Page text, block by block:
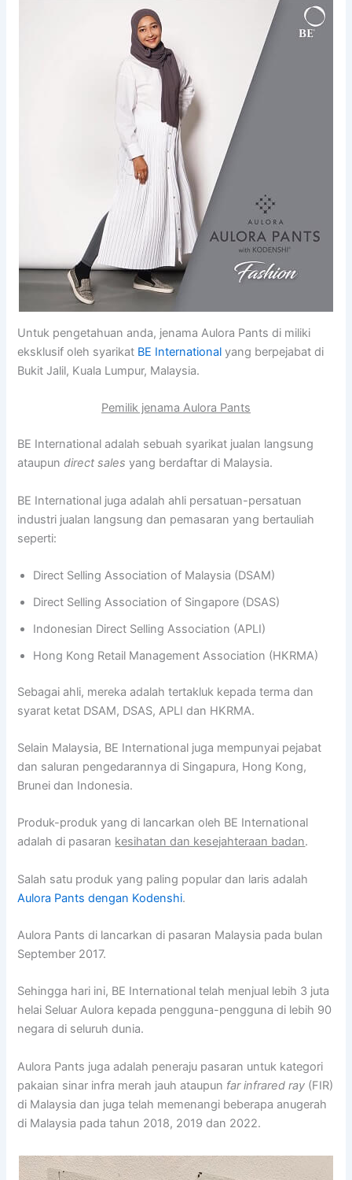
Untuk pengetahuan anda, jenama Aulora Pants di miliki
eksklusif oleh syarikat BE International yang berpejabat di
Bukit Jalil, Kuala Lumpur, Malaysia.
Pemilik jenama Aulora Pants
BE International adalah sebuah syarikat jualan langsung
ataupundirect sales yang berdaftar di Malaysia.
BE International juga adalah ahli persatuan-persatuan
industri jualan langsung dan pemasaran yang bertauliah
seperti:
Direct Selling Association of Malaysia (DSAM)
Direct Selling Association of Singapore (DSAS)
Indonesian Direct Selling Association (APLI)
Hong Kong Retail Management Association (HKRMA)
Sebagai ahli, mereka adalah tertakluk kepada terma dan
syarat ketat DSAM, DSAS, APLI dan HKRMA.
Selain Malaysia, BE International juga mempunyai pejabat
dan saluran pengedarannya di Singapura, Hong Kong,
Brunei dan Indonesia.
Produk-produk yang di lancarkan oleh BE International
adalah di pasaran kesihatan dan kesejahteraan badan.
Salah satu produk yang paling popular dan laris adalah
Aulora Pants dengan Kodenshi.
Aulora Pants di lancarkan di pasaran Malaysia pada bulan
September 2017.
Sehingga hari ini, BE International telah menjual lebih 3 juta
helai Seluar Aulora kepada pengguna-pengguna di lebih 90
negara di seluruh dunia.
Aulora Pants juga adalah peneraju pasaran untuk kategori
pakaian sinar infra merah jauh ataupun far infrared ray (FIR)
di Malaysia dan juga telah memenangi beberapa anugerah
di Malaysia pada tahun 2018, 2019 dan 2022.